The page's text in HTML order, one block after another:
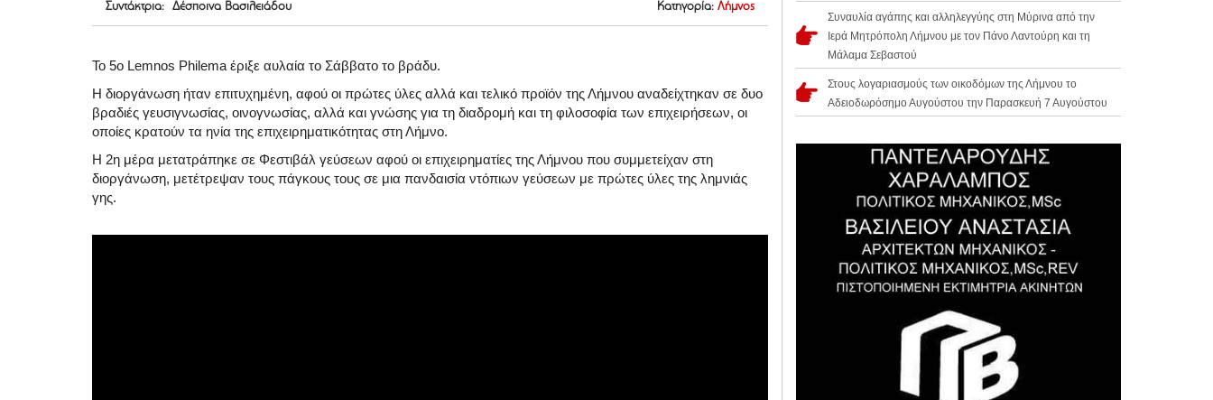
Συντάκτρια: Δέσποινα Βασιλειάδου Κατηγορία: Λήμνος
Το 5o Lemnos Philema έριξε αυλαία το Σάββατο το βράδυ.
Η διοργάνωση ήταν επιτυχημένη, αφού οι πρώτες ύλες αλλά και τελικό προϊόν της Λήμνου αναδείχτηκαν σε δυο
βραδιές γευσιγνωσίας, οινογνωσίας, αλλά και γνώσης για τη διαδρομή και τη φιλοσοφία των επιχειρήσεων, οι
οποίες κρατούν τα ηνία της επιχειρηματικότητας στη Λήμνο.
Η 2η μέρα μετατράπηκε σε Φεστιβάλ γεύσεων αφού οι επιχειρηματίες της Λήμνου που συμμετείχαν στη
διοργάνωση, μετέτρεψαν τους πάγκους τους σε μια πανδαισία ντόπιων γεύσεων με πρώτες ύλες της λημνιάς
γης.
Συναυλία αγάπης και αλληλεγγύης στη Μύρινα από την
Ιερά Μητρόπολη Λήμνου με τον Πάνο Λαντούρη και τη
Μάλαμα Σεβαστού
Στους λογαριασμούς των οικοδόμων της Λήμνου το
Αδειοδωρόσημο Αυγούστου την Παρασκευή 7 Αυγούστου